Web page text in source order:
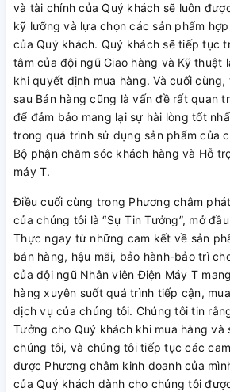
và tài chính của Quý khách sẽ luôn
kỹ lưỡng và lựa chọn các sản phẩm
của Quý khách. Quý khách sẽ tiếp tục
tâm của đội ngũ Giao hàng và Kỹ thuật
khi quyết định mua hàng. Và cuối
sau Bán hàng cũng là vấn đề rất quan
để đảm bảo mang lại sự hài lòng tốt
trong quá trình sử dụng sản phẩm của
Bộ phận chăm sóc khách hàng và Hỗ
máy T.
Điều cuối cùng trong Phương châm
của chúng tôi là “Sự Tin Tưởng”, mở
Thực ngay từ những cam kết về sản
bán hàng, hậu mãi, bảo hành-bảo trì
của đội ngũ Nhân viên Điện Máy T
hàng xuyên suốt quá trình tiếp cận,
dịch vụ của chúng tôi. Chúng tôi tin
Tưởng cho Quý khách khi mua hàng và
chúng tôi, và chúng tôi tiếp tục các
được Phương châm kinh doanh của
của Quý khách dành cho chúng tôi